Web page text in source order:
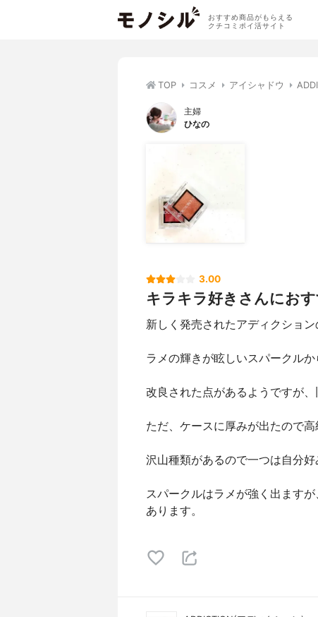
おすすめ商品がもらえる
クチコミポイ活サイト
TOP コスメ アイシャドウ
主婦
ひなの
3.00
キラキラ好きさんにおす
新しく発売されたアディクション
ラメの輝きが眩しいスパークルか
改良された点があるようですが
ただ、ケースに厚みが出たので
沢山種類があるので一つは自分
スパークルはラメが強く出ます
あります。